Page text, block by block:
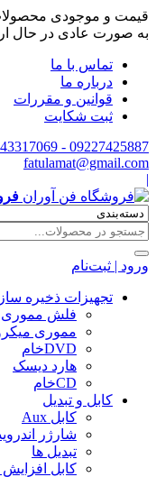
قیمت و موجودی
به صورت عادی در حال
تماس با ما
درباره ما
قوانین و مقررات
ثبت شکایت
09227425887 - 01343317069
fatulamat@gmail.com
|
ورود | ثبت‌نام
تجهیزات ذخیره
فلش مموری
مموری
DVDخام
هارد دیسک
CDخام
کابل و تبدیل
کابل Aux
شارژر
تبدیل ها
کابل